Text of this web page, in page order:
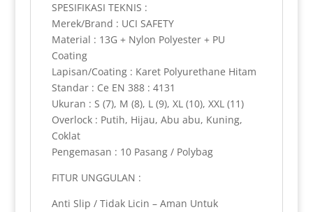
SPESIFIKASI TEKNIS :
Merek/Brand : UCI SAFETY
Material : 13G + Nylon Polyester + PU
Coating
Lapisan/Coating : Karet Polyurethane Hitam
Standar : Ce EN 388 : 4131
Ukuran : S (7), M (8), L (9), XL (10), XXL (11)
Overlock : Putih, Hijau, Abu abu, Kuning,
Coklat
Pengemasan : 10 Pasang / Polybag
FITUR UNGGULAN :
Anti Slip / Tidak Licin – Aman Untuk